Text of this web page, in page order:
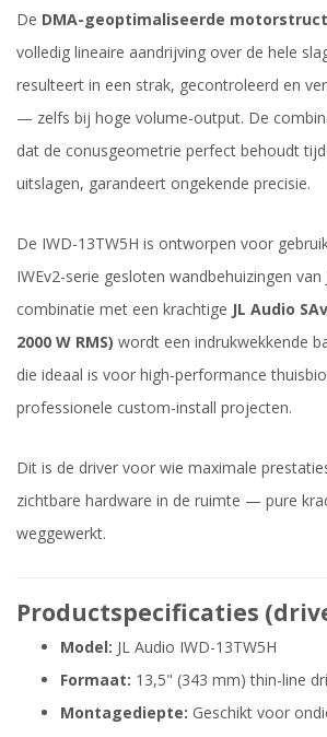
De DMA-geoptimaliseerde
volledig lineaire aandrijving over de hele
resulteert in een strak, gecontroleerd en
— zelfs bij hoge volume-output. De
dat de conusgeometrie perfect behoudt
uitslagen, garandeert ongekende precisie.
De IWD-13TW5H is ontworpen voor
IWEv2-serie gesloten wandbehuizingen van
combinatie met een krachtige JL Audio
2000 W RMS) wordt een indrukwekkende
die ideaal is voor high-performance
professionele custom-install projecten.
Dit is de driver voor wie maximale
zichtbare hardware in de ruimte — pure
weggewerkt.
Productspecificaties
Model: JL Audio IWD-13TW5H
Formaat: 13,5" (343 mm) thin-line
Montagediepte: Geschikt voor